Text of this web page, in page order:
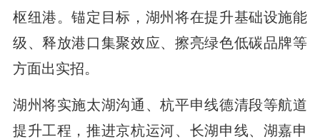
枢纽港。锚定目标，湖州将在提升基础设施能
级、释放港口集聚效应、擦亮绿色低碳品牌等
方面出实招。
湖州将实施太湖沟通、杭平申线德清段等航道
提升工程，推进京杭运河、长湖申线、湖嘉申